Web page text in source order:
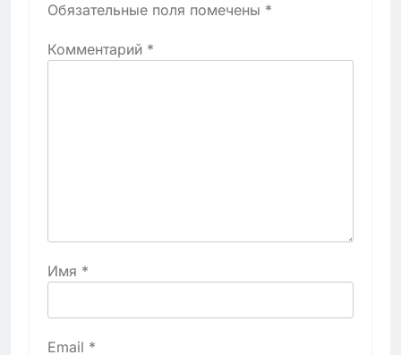
Обязательные поля помечены *
Комментарий *
Имя *
Email *